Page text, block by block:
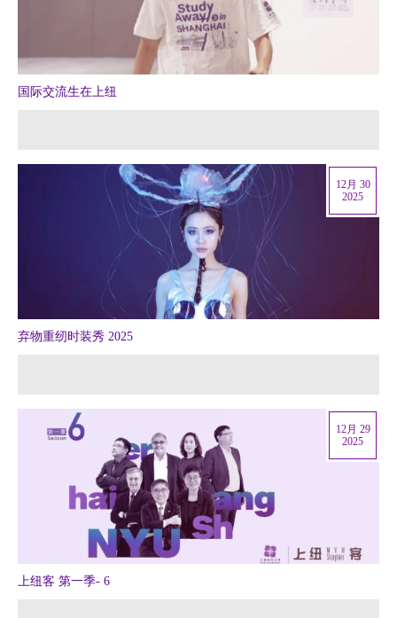
国际交流生在上纽
弃物重纫时装秀 2025
12月 30
2025
上纽客 第一季- 6
12月 29
2025